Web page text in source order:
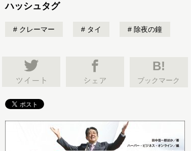
ハッシュタグ
クレーマー タイ 除夜の鐘
B!
ブックマーク